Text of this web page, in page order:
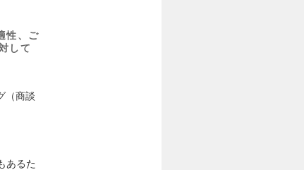
性、ご
して
（商談
あるた